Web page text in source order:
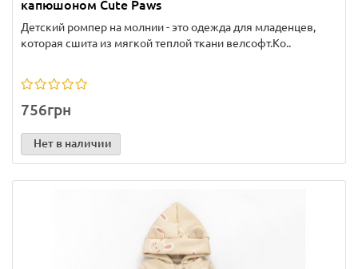
капюшоном Cute Paws
Детский ромпер на молнии - это одежда для младенцев,
которая сшита из мягкой теплой ткани велсофт.Ко..
756грн
Нет в наличии